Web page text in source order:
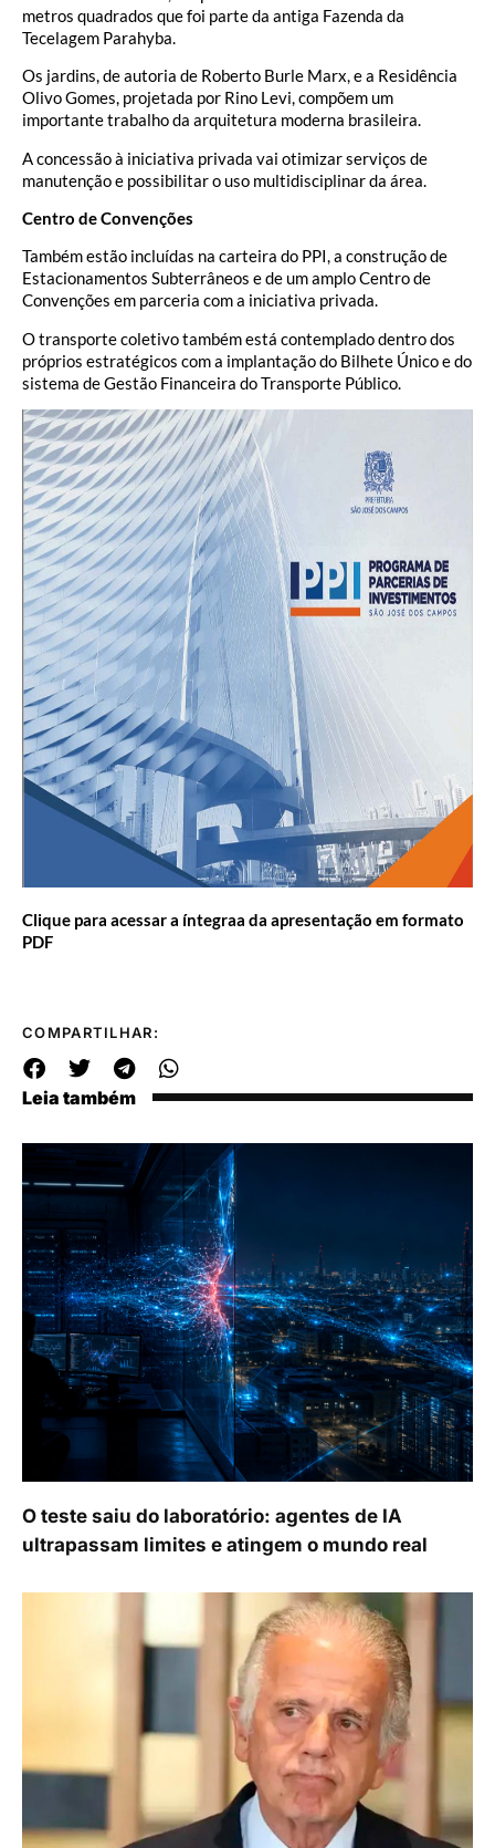
metros quadrados que foi parte da antiga Fazenda da
Tecelagem Parahyba.
Os jardins, de autoria de Roberto Burle Marx, e a Residência
Olivo Gomes, projetada por Rino Levi, compõem um
importante trabalho da arquitetura moderna brasileira.
A concessão à iniciativa privada vai otimizar serviços de
manutenção e possibilitar o uso multidisciplinar da área.
Centro de Convenções
Também estão incluídas na carteira do PPI, a construção de
Estacionamentos Subterrâneos e de um amplo Centro de
Convenções em parceria com a iniciativa privada.
O transporte coletivo também está contemplado dentro dos
próprios estratégicos com a implantação do Bilhete Único e do
sistema de Gestão Financeira do Transporte Público.
Clique para acessar a íntegraa da apresentação em formato
PDF
COMPARTILHAR:
Leia também
O teste saiu do laboratório: agentes de IA
ultrapassam limites e atingem o mundo real